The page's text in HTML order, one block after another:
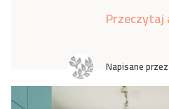
Napisane